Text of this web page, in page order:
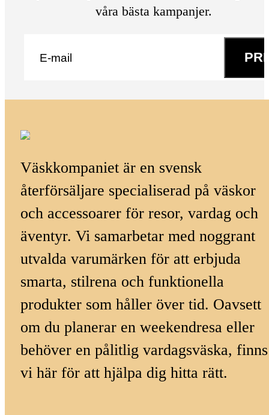
våra bästa kampanjer.
Väskkompaniet är en svensk
återförsäljare specialiserad på väskor
och accessoarer för resor, vardag och
äventyr. Vi samarbetar med noggrant
utvalda varumärken för att erbjuda
smarta, stilrena och funktionella
produkter som håller över tid. Oavsett
om du planerar en weekendresa eller
behöver en pålitlig vardagsväska, finns
vi här för att hjälpa dig hitta rätt.